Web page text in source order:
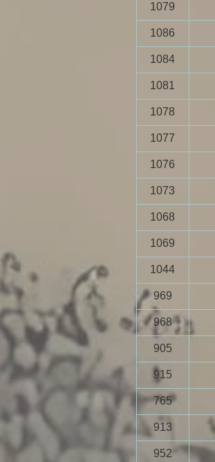
1079
1086
1084
1081
1078
1077
1076
1073
1068
1069
1044
969
968
905
915
765
913
952